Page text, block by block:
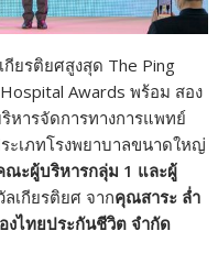
กียรติยศสูงสุด The Ping
Awards พร้อม สอง
หารจัดการทางการแพทย์
ะเภทโรงพยาบาลขนาดใหญ่
ณะผู้บริหารกลุ่ม 1 และผู้
ลเกียรติยศ จากคุณสาระ ล่ำ
งไทยประกันชีวิต จำกัด